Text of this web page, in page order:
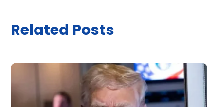
Related Posts